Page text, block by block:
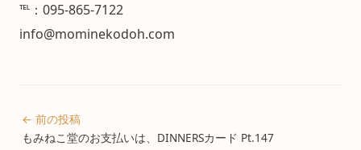
℡：095-865-7122
info@mominekodoh.com
← 前の投稿
もみねこ堂のお支払いは、DINNERSカード Pt.147